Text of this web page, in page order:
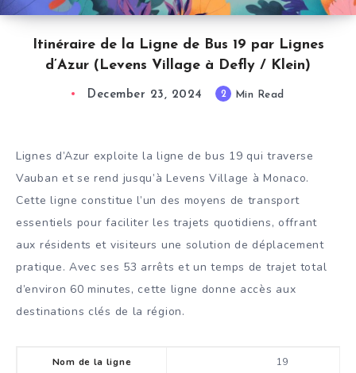
Itinéraire de la Ligne de Bus 19 par Lignes
d’Azur (Levens Village à Defly / Klein)
December 23, 2024 2 Min Read
Lignes d’Azur exploite la ligne de bus 19 qui traverse
Vauban et se rend jusqu’à Levens Village à Monaco.
Cette ligne constitue l’un des moyens de transport
essentiels pour faciliter les trajets quotidiens, offrant
aux résidents et visiteurs une solution de déplacement
pratique. Avec ses 53 arrêts et un temps de trajet total
d’environ 60 minutes, cette ligne donne accès aux
destinations clés de la région.
Nom de la ligne 19